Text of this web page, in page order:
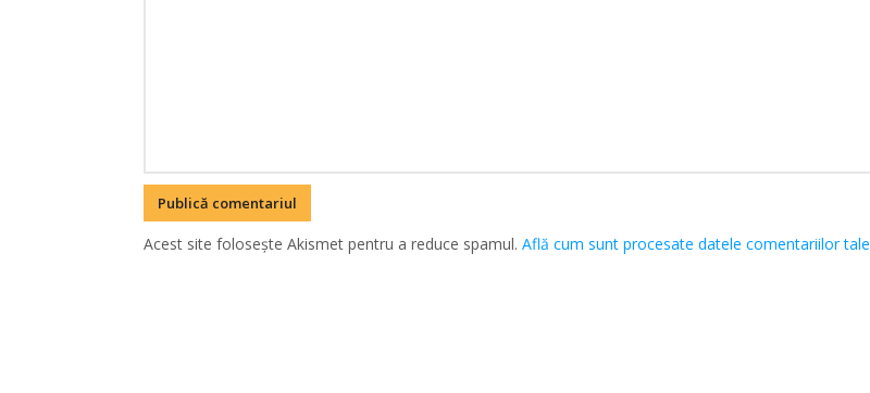
Acest site folosește Akismet pentru a reduce spamul. Află cum sunt procesate datele comentariilor tale